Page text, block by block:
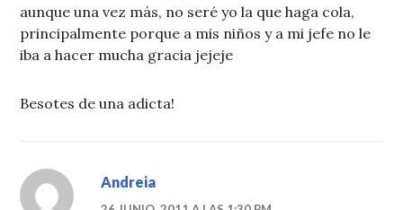
aunque una vez más, no seré yo la que haga cola,
principalmente porque a mis niños y a mi jefe no le
iba a hacer mucha gracia jejeje
Besotes de una adicta!
Andreia